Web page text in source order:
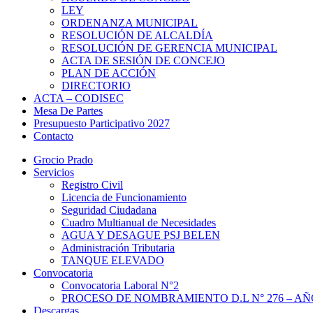
LEY
ORDENANZA MUNICIPAL
RESOLUCIÓN DE ALCALDÍA
RESOLUCIÓN DE GERENCIA MUNICIPAL
ACTA DE SESIÓN DE CONCEJO
PLAN DE ACCIÓN
DIRECTORIO
ACTA – CODISEC
Mesa De Partes
Presupuesto Participativo 2027
Contacto
Grocio Prado
Servicios
Registro Civil
Licencia de Funcionamiento
Seguridad Ciudadana
Cuadro Multianual de Necesidades
AGUA Y DESAGUE PSJ BELEN
Administración Tributaria
TANQUE ELEVADO
Convocatoria
Convocatoria Laboral N°2
PROCESO DE NOMBRAMIENTO D.L N° 276 –
Descargas